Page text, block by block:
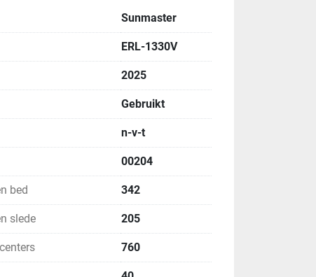
Sunmaster
ERL-1330V
2025
Gebruikt
n-v-t
00204
bed 342
slede 205
760